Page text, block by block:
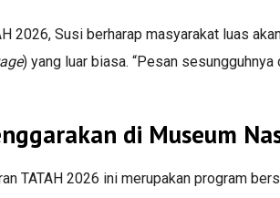
2026, Susi berharap masyarakat luas
) yang luar biasa. “Pesan
di Museum
TATAH 2026 ini merupakan program